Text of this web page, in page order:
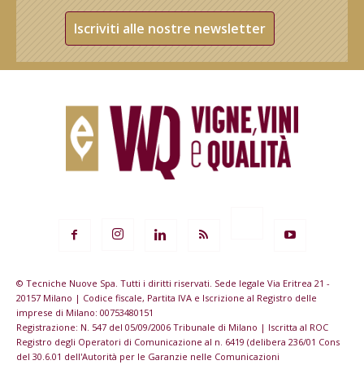
Iscriviti alle nostre newsletter
© Tecniche Nuove Spa. Tutti i diritti riservati. Sede legale Via Eritrea 21 -
20157 Milano | Codice fiscale, Partita IVA e Iscrizione al Registro delle
imprese di Milano: 00753480151
Registrazione: N. 547 del 05/09/2006 Tribunale di Milano | Iscritta al ROC
Registro degli Operatori di Comunicazione al n. 6419 (delibera 236/01 Cons
del 30.6.01 dell'Autorità per le Garanzie nelle Comunicazioni